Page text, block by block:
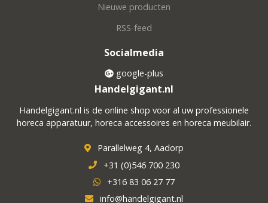
Nieuwe producten
RSS-feed
Socialmedia
google-plus
Handelgigant.nl
Handelgigant.nl is de online shop voor al uw professionele
horeca apparatuur, horeca accessoires en horeca meubilair.
Parallelweg 4, Aadorp
+31 (0)546 700 230
+316 83 06 27 77
info@handelgigant.nl